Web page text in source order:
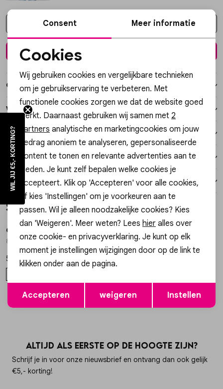
Vesten
Jassen
Kies een maat
Over dit item
Winkelvoorraad
Kenmerken
Verzending / Ophalen in de winkel
Retourneren
Style dit met 3=1
Gossip
8.25.55.052.02 BOOTS MILLY
59,99
/2
W3883 BALLOON FIT JEANS
Altijd als eerste op de hoogte zijn?
Schrijf je in voor onze nieuwsbrief en ontvang dan ook gelijk
€5,- korting!
Noodzakelijke cookies
Personalisatie cookies
Analytische cookies
Marketing cookies
Opslaan
Consent Meer informatie
Cookies
Wij gebruiken cookies en vergelijkbare technieken
om je gebruikservaring te verbeteren. Met
functionele cookies zorgen we dat de website goed
werkt. Daarnaast gebruiken wij samen met 2
partners analytische en marketingcookies om jouw
gedrag anoniem te analyseren, gepersonaliseerde
content te tonen en relevante advertenties aan te
bieden. Je kunt zelf bepalen welke cookies je
accepteert. Klik op 'Accepteren' voor alle cookies,
of kies 'Instellingen' om je voorkeuren aan te
passen. Wil je alleen noodzakelijke cookies? Kies
dan 'Weigeren'. Meer weten? Lees hier alles over
onze cookie- en privacyverklaring. Je kunt op elk
moment je instellingen wijzigingen door op de link te
klikken onder aan de pagina.
Accepteren weigeren Instellen
WIL JIJ €5,- KORTING?